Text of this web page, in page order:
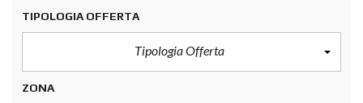
TIPOLOGIA OFFERTA
Tipologia Offerta
ZONA